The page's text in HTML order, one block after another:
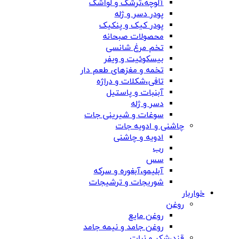
آلوچه،ترشک و لواشک
پودر دسر و ژله
پودر کیک و پنکیک
محصولات صبحانه
تخم مرغ شانسی
بیسکوئیت و ویفر
تخمه و مغزهای طعم دار
تافی،شکلات و دراژه
آبنبات و پاستیل
دسر و ژله
سوغات و شیرینی جات
چاشنی و ادویه جات
ادویه و چاشنی
رب
سس
آبلیمو،آبغوره و سرکه
شوریجات و ترشیجات
خواربار
روغن
روغن مایع
روغن جامد و نیمه جامد